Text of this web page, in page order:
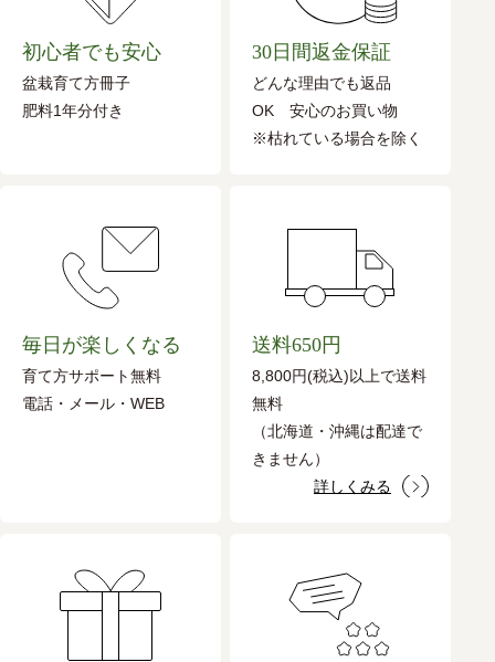
初心者でも安心
盆栽育て方冊子
肥料1年分付き
30日間返金保証
どんな理由でも返品
OK 安心のお買い物
※枯れている場合を除く
毎日が楽しくなる
育て方サポート無料
電話・メール・WEB
送料650円
8,800円(税込)以上で送料
無料
（北海道・沖縄は配達で
きません）
詳しくみる